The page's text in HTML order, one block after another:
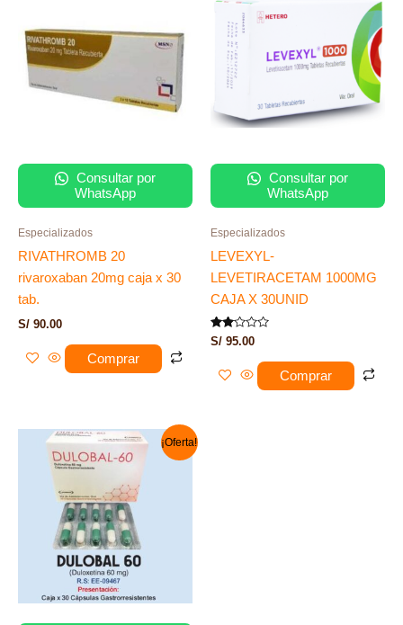
Consultar por
WhatsApp
Especializados
RIVATHROMB 20
rivaroxaban 20mg caja x 30
tab.
S/ 90.00
Comprar
Consultar por
WhatsApp
Especializados
LEVEXYL-
LEVETIRACETAM 1000MG
CAJA X 30UNID
Valorado
con
de 5
S/ 95.00
Comprar
¡Oferta!
El
precio
original
S/ 280.00.
El
precio
actual
es:
S/ 180.00.